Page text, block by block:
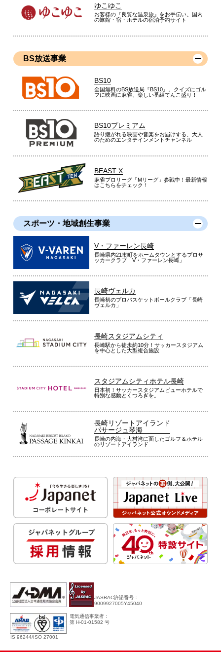
ゆこゆこ
お客様の『良質な温泉旅』をお手伝い。国内
の旅館・宿・ホテルの宿泊予約サイト
BS放送事業
BS10
全国無料のBS放送局『BS10』。クイズにゴル
フに映画に麻雀、楽しい番組てんこ盛り！
BS10プレミアム
語り継がれる映画や音楽をお届けする、大人
のためのエンタテインメントチャンネル
BEAST X
麻雀プロリーグ「Mリーグ」参戦中！最新情報
はこちらをチェック！
スポーツ・地域創生事業
V・ファーレン長崎
長崎県内21市町をホームタウンとするプロサ
ッカークラブ「V・ファーレン長崎」
長崎ヴェルカ
長崎初のプロバスケットボールクラブ「長崎
ヴェルカ」
長崎スタジアムシティ
長崎駅から徒歩約10分！サッカースタジアム
を中心とした大型複合施設
スタジアムシティホテル長崎
日本初！サッカースタジアムビューホテルで
特別な感動とくつろぎを。
長崎リゾートアイランド
パサージュ琴海
長崎の内海・大村湾に面したゴルフ＆ホテル
のリゾートアイランド
JASRAC許諾番号：
9009927005Y45040
IS 96244/ISO 27001
電気通信事業者：
第 H-01-01582 号